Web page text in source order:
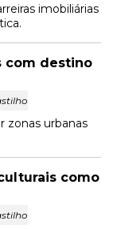
imobiliárias
com destino
zonas urbanas
como